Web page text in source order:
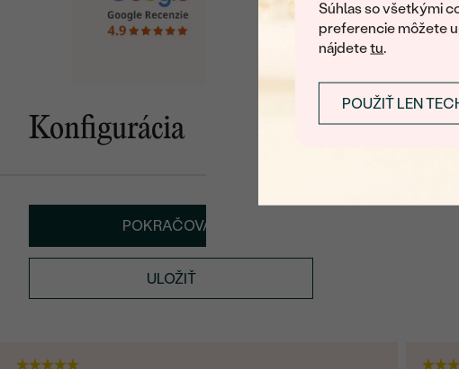
Súhlas so všetkými
preferencie môžete
nájdetetu.
POUŽIŤ LEN
Konfigurácia
POKRAČOVAT
ULOŽIŤ